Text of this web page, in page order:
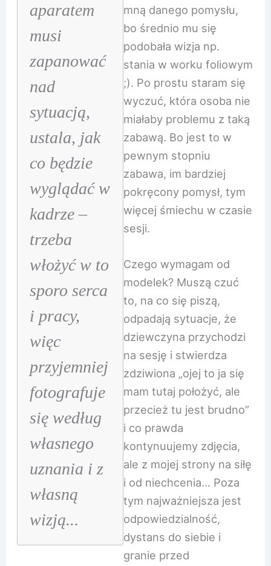
aparatem
musi
zapanować
nad
sytuacją,
ustala, jak
co będzie
wyglądać w
kadrze –
trzeba
włożyć w to
sporo serca
i pracy,
więc
przyjemniej
fotografuje
się według
własnego
uznania i z
własną
wizją...
mną danego pomysłu,
bo średnio mu się
podobała wizja np.
stania w worku foliowym
;). Po prostu staram się
wyczuć, która osoba nie
miałaby problemu z taką
zabawą. Bo jest to w
pewnym stopniu
zabawa, im bardziej
pokręcony pomysł, tym
więcej śmiechu w czasie
sesji.
Czego wymagam od
modelek? Muszą czuć
to, na co się piszą,
odpadają sytuacje, że
dziewczyna przychodzi
na sesję i stwierdza
zdziwiona „ojej to ja się
mam tutaj położyć, ale
przecież tu jest brudno”
i co prawda
kontynuujemy zdjęcia,
ale z mojej strony na siłę
i od niechcenia… Poza
tym najważniejsza jest
odpowiedzialność,
dystans do siebie i
granie przed